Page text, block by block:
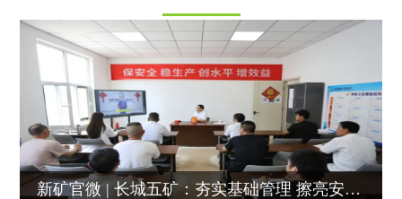
新矿官微 | 长城五矿：夯实基础管理 擦亮安全标准化底色